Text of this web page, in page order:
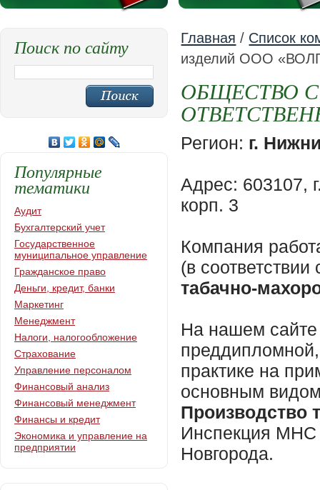
Главная / Список
изделий ООО
ОБЩЕСТВО
Регион: г.
Адрес:
корп. 3
Компания
(в
табачно-
На нашем сайте
практике на
основным видом
Производство
Инспекция МНС
Новгорода.
Поиск по сайту
Популярные
тематики
Аудит
Бухгалтерский учет
Государственное
муниципальное управление
Гражданское право
Деньги, кредит, банки
Маркетинг
Менеджмент
Налоги, налогообложение
Страхование
Управление персоналом
Финансовый анализ
Финансовый менеджмент
Финансы и кредит
Экономика и управление на
предприятии